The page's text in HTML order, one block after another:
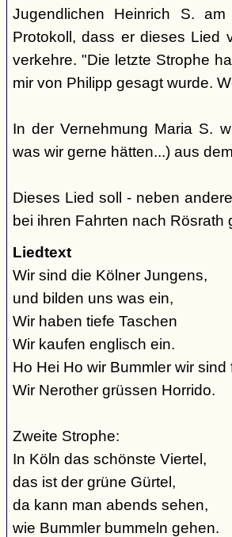
Jugendlichen Heinrich S.
Protokoll, dass er dieses Lied
verkehre. "Die letzte Strophe
mir von Philipp gesagt wurde.
In der Vernehmung Maria S.
was wir gerne hätten...) aus
Dieses Lied soll - neben
bei ihren Fahrten nach
Liedtext
Wir sind die Kölner Jungens,
und bilden uns was ein,
Wir haben tiefe Taschen
Wir kaufen englisch ein.
Ho Hei Ho wir Bummler wir sind
Wir Nerother grüssen Horrido.
Zweite Strophe:
In Köln das schönste Viertel,
das ist der grüne Gürtel,
da kann man abends sehen,
wie Bummler bummeln gehen.